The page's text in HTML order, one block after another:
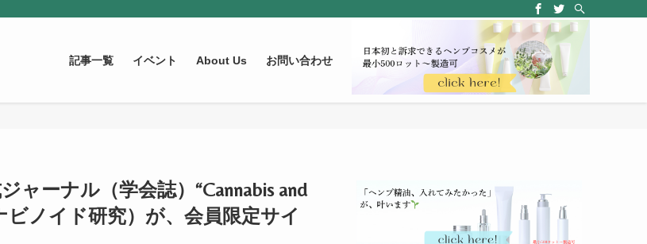
記事一覧 イベント About Us お問い合わせ
ャーナル（学会誌）“Cannabis and
ビノイド研究）が、会員限定サイ